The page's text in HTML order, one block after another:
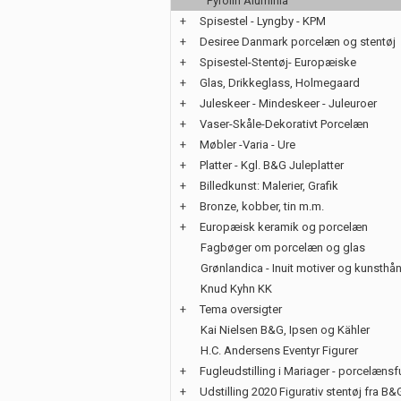
+
Spisestel - Lyngby - KPM
+
Desiree Danmark porcelæn og stentøj
+
Spisestel-Stentøj- Europæiske
+
Glas, Drikkeglass, Holmegaard
+
Juleskeer - Mindeskeer - Juleuroer
+
Vaser-Skåle-Dekorativt Porcelæn
+
Møbler -Varia - Ure
+
Platter - Kgl. B&G Juleplatter
+
Billedkunst: Malerier, Grafik
+
Bronze, kobber, tin m.m.
+
Europæisk keramik og porcelæn
Fagbøger om porcelæn og glas
Grønlandica - Inuit motiver og
Knud Kyhn KK
+
Tema oversigter
Kai Nielsen B&G, Ipsen og Kähler
H.C. Andersens Eventyr Figurer
+
Fugleudstilling i Mariager -
+
Udstilling 2020 Figurativ stentøj fra